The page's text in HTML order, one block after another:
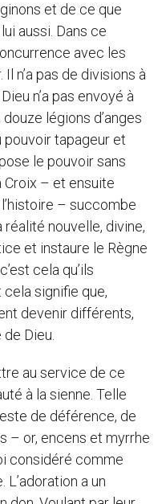
et de ce que
aussi. Dans ce
avec les
n’a pas de divisions à
n’a pas envoyé à
légions d’anges
pouvoir tapageur et
le pouvoir sans
Croix – et ensuite
– succombe
nouvelle, divine,
et instaure le Règne
cela qu’ils
signifie que,
devenir différents,
Dieu.
au service de ce
à la sienne. Telle
de déférence, de
– or, encens et myrrhe
considéré comme
L’adoration a un